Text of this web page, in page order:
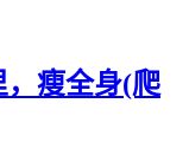
瘦全身(爬